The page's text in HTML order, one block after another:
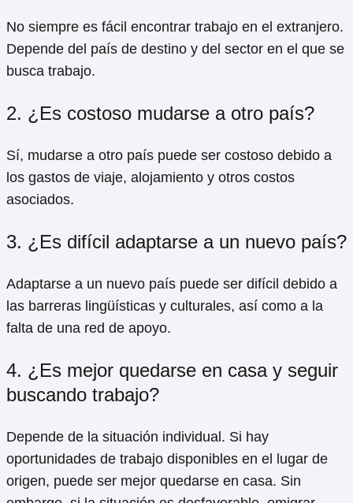
No siempre es fácil encontrar trabajo en el extranjero.
Depende del país de destino y del sector en el que se
busca trabajo.
2. ¿Es costoso mudarse a otro país?
Sí, mudarse a otro país puede ser costoso debido a
los gastos de viaje, alojamiento y otros costos
asociados.
3. ¿Es difícil adaptarse a un nuevo país?
Adaptarse a un nuevo país puede ser difícil debido a
las barreras lingüísticas y culturales, así como a la
falta de una red de apoyo.
4. ¿Es mejor quedarse en casa y seguir
buscando trabajo?
Depende de la situación individual. Si hay
oportunidades de trabajo disponibles en el lugar de
origen, puede ser mejor quedarse en casa. Sin